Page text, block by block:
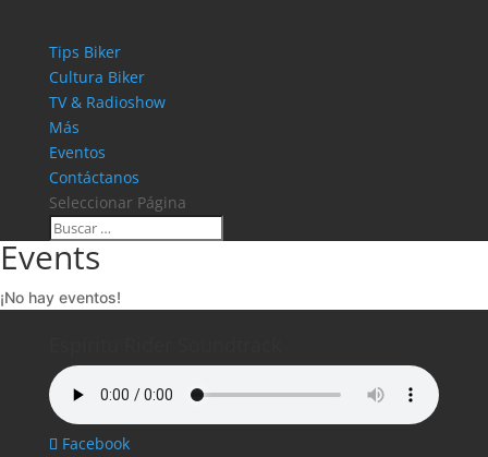
Tips Biker
Cultura Biker
TV & Radioshow
Más
Eventos
Contáctanos
Seleccionar Página
Events
¡No hay eventos!
Facebook